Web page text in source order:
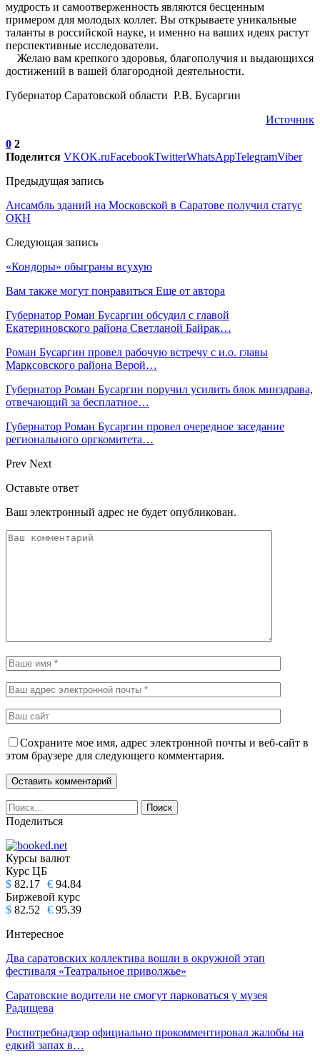
мудрость и самоотверженность являются бесценным
примером для молодых коллег. Вы открываете уникальные
таланты в российской науке, и именно на ваших идеях растут
перспективные исследователи.
Желаю вам крепкого здоровья, благополучия и выдающихся
достижений в вашей благородной деятельности.
Губернатор Саратовской области Р.В. Бусаргин
Источник
0 2
Поделится VKOK.ruFacebookTwitterWhatsAppTelegramViber
Предыдущая запись
Ансамбль зданий на Московской в Саратове получил статус
ОКН
Следующая запись
«Кондоры» обыграны всухую
Вам также могут понравиться Еще от автора
Губернатор Роман Бусаргин обсудил с главой
Екатериновского района Светланой Байрак…
Роман Бусаргин провел рабочую встречу с и.о. главы
Марксовского района Верой…
Губернатор Роман Бусаргин поручил усилить блок минздрава,
отвечающий за бесплатное…
Губернатор Роман Бусаргин провел очередное заседание
регионального оргкомитета…
Prev Next
Оставьте ответ
Ваш электронный адрес не будет опубликован.
Сохраните мое имя, адрес электронной почты и веб-сайт в
этом браузере для следующего комментария.
Поделиться
Курсы валют
Курс ЦБ
$ 82.17 € 94.84
Биржевой курс
$ 82.52 € 95.39
Интересное
Два саратовских коллектива вошли в окружной этап
фестиваля «Театральное приволжье»
Саратовские водители не смогут парковаться у музея
Радищева
Роспотребнадзор официально прокомментировал жалобы на
едкий запах в…